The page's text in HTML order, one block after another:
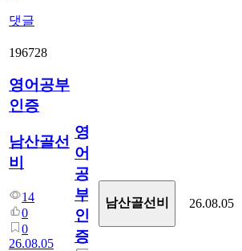
댓글
196728
영어공부
인증
남산골선
비
14
0
0
26.08.05
영
어
공
부
인
증
남산골선비 26.08.05